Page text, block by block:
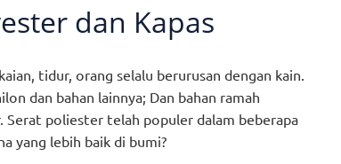
dan Kapas
tidur, orang selalu berurusan dengan kain.
dan bahan lainnya; Dan bahan ramah
Serat poliester telah populer dalam beberapa
yang lebih baik di bumi?